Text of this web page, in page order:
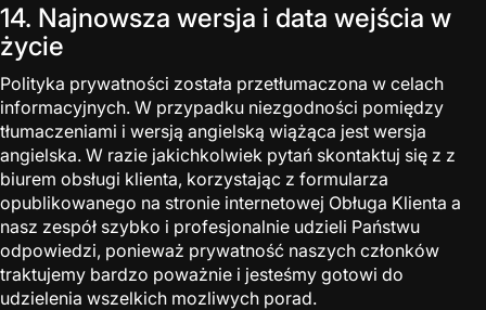
14. Najnowsza wersja i data wejścia w
życie
Polityka prywatności została przetłumaczona w celach
informacyjnych. W przypadku niezgodności pomiędzy
tłumaczeniami i wersją angielską wiążąca jest wersja
angielska. W razie jakichkolwiek pytań skontaktuj się z z
biurem obsługi klienta, korzystając z formularza
opublikowanego na stronie internetowej Obługa Klienta a
nasz zespół szybko i profesjonalnie udzieli Państwu
odpowiedzi, ponieważ prywatność naszych członków
traktujemy bardzo poważnie i jesteśmy gotowi do
udzielenia wszelkich mozliwych porad.